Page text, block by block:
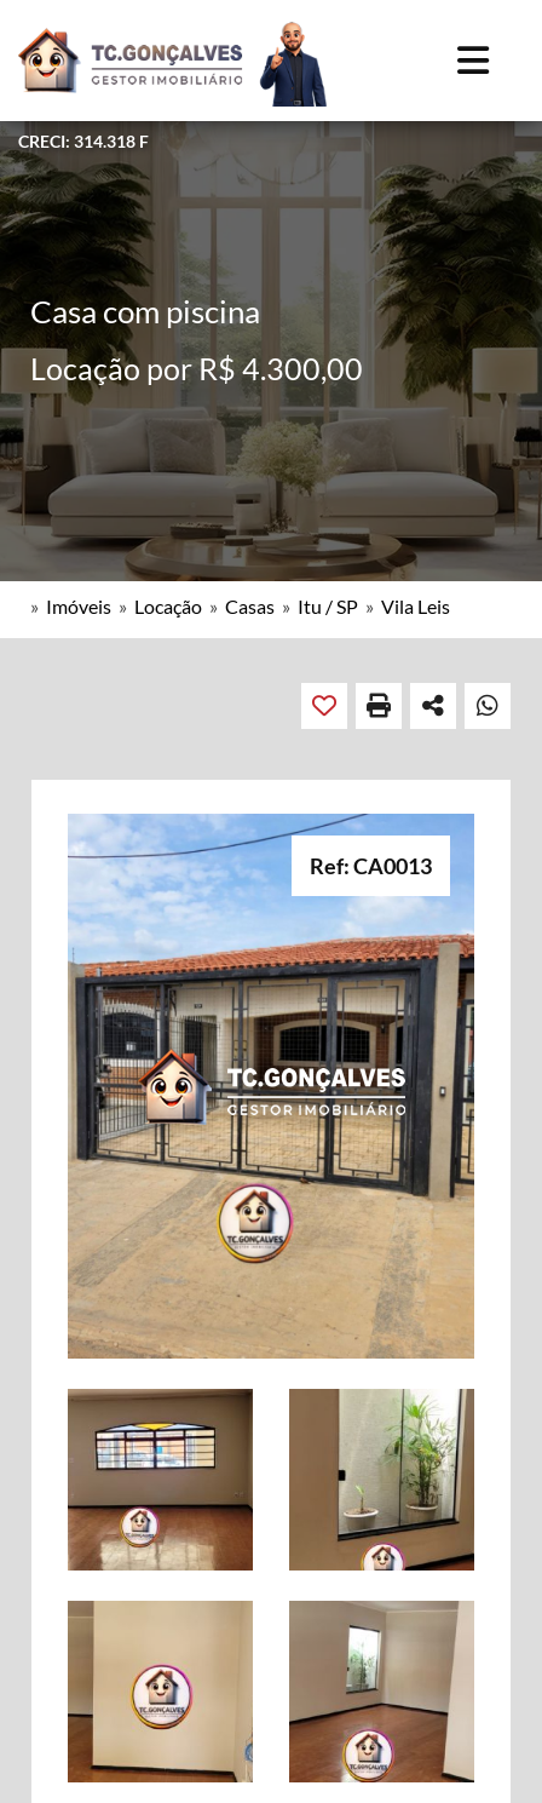
CRECI: 314.318 F
Casa com piscina
Locação por R$ 4.300,00
» Imóveis » Locação » Casas » Itu / SP » Vila Leis
Ref: CA0013